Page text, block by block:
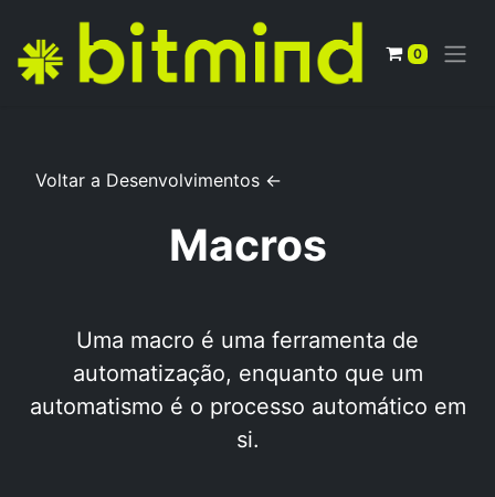
0
Voltar a Desenvolvimentos <-
Macros
Uma macro é uma ferramenta de
automatização, enquanto que um
automatismo é o processo automático em
si.